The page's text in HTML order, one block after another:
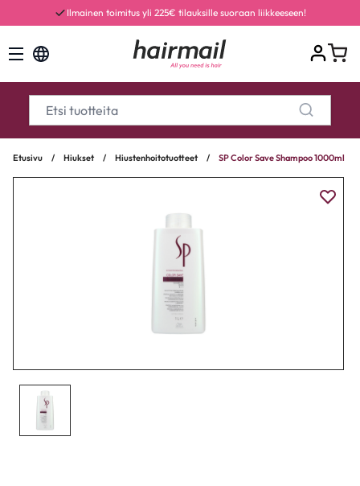
Ilmainen toimitus yli 225€ tilauksille suoraan liikkeeseen!
Etusivu / Hiukset / Hiustenhoitotuotteet / SP Color Save Shampoo 1000ml